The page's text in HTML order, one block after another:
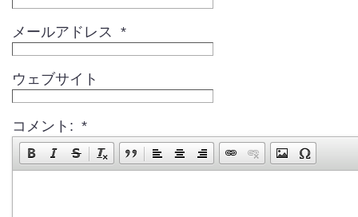
メールアドレス *
ウェブサイト
コメント: *